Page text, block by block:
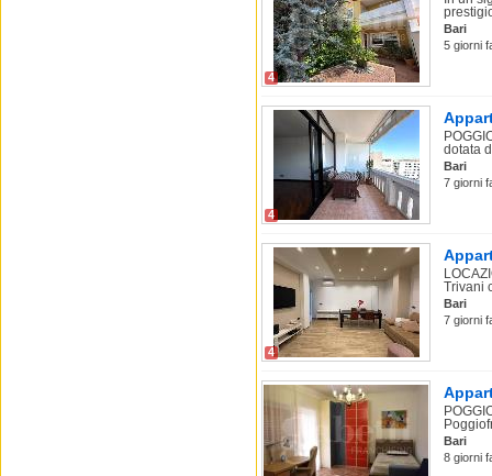
4
Bari
5 giorni
4
dotata
Bari
7 giorni
4
Trivani
Bari
7 giorni
Bari
8 giorni